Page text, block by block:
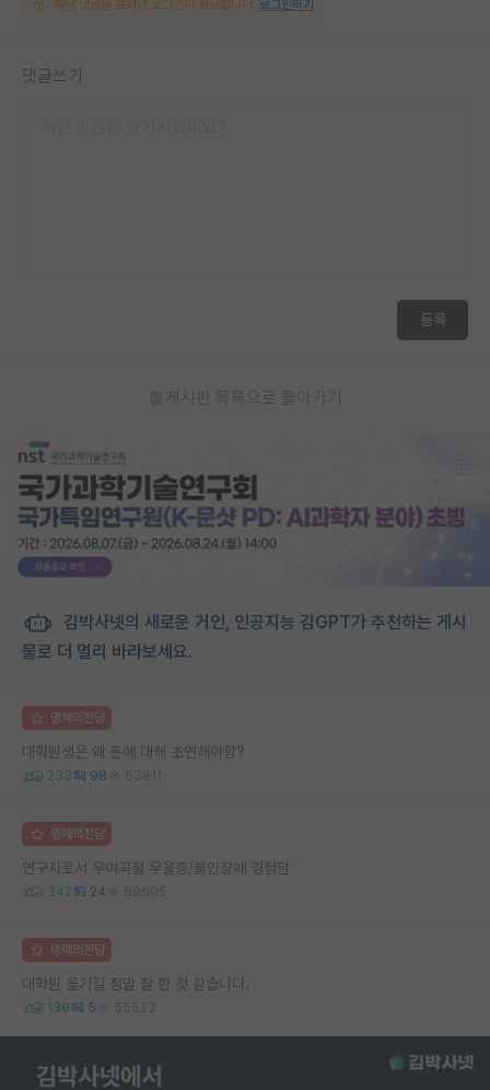
해당 댓글을 보려면 로그인이 필요합니다. 로그인하기
댓글쓰기
등록
게시판 목록으로 돌아가기
김박사넷의 새로운 거인, 인공지능 김GPT가 추천하는 게시
물로 더 멀리 바라보세요.
명예의전당
대학원생은 왜 돈에 대해 초연해야함?
233 98 53811
명예의전당
연구자로서 우여곡절 우울증/불안장애 경험담
342 24 69605
명예의전당
대학원 옮기길 정말 잘 한 것 같습니다.
139 5 55523